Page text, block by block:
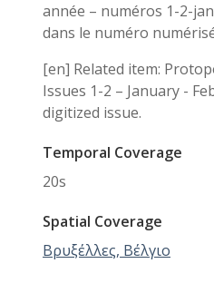
année – numéros 1-2-
dans le numéro
[en] Related item:
Issues 1-2 – January -
digitized issue.
Temporal Coverage
20s
Spatial Coverage
Βρυξέλλες, Βέλγιο